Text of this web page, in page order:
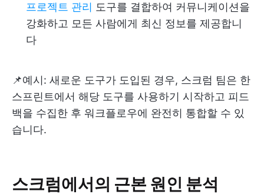
프로젝트 관리 도구를 결합하여 커뮤니케이션을
강화하고 모든 사람에게 최신 정보를 제공합니
다
📌예시: 새로운 도구가 도입된 경우, 스크럼 팀은 한
스프린트에서 해당 도구를 사용하기 시작하고 피드
백을 수집한 후 워크플로우에 완전히 통합할 수 있
습니다.
스크럼에서의 근본 원인 분석